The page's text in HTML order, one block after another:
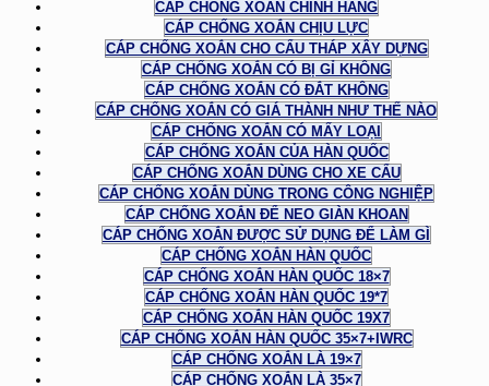
CÁP CHỐNG XOẮN CHÍNH HÃNG
CÁP CHỐNG XOẮN CHỊU LỰC
CÁP CHỐNG XOẮN CHO CẨU THÁP XÂY DỰNG
CÁP CHỐNG XOẮN CÓ BỊ GỈ KHÔNG
CÁP CHỐNG XOẮN CÓ ĐẮT KHÔNG
CÁP CHỐNG XOẮN CÓ GIÁ THÀNH NHƯ THẾ NÀO
CÁP CHỐNG XOẮN CÓ MẤY LOẠI
CÁP CHỐNG XOẮN CỦA HÀN QUỐC
CÁP CHỐNG XOẮN DÙNG CHO XE CẨU
CÁP CHỐNG XOẮN DÙNG TRONG CÔNG NGHIỆP
CÁP CHỐNG XOẮN ĐỂ NEO GIÀN KHOAN
CÁP CHỐNG XOẮN ĐƯỢC SỬ DỤNG ĐỂ LÀM GÌ
CÁP CHỐNG XOẮN HÀN QUỐC
CÁP CHỐNG XOẮN HÀN QUỐC 18×7
CÁP CHỐNG XOẮN HÀN QUỐC 19*7
CÁP CHỐNG XOẮN HÀN QUỐC 19X7
CÁP CHỐNG XOẮN HÀN QUỐC 35×7+IWRC
CÁP CHỐNG XOẮN LÀ 19×7
CÁP CHỐNG XOẮN LÀ 35×7